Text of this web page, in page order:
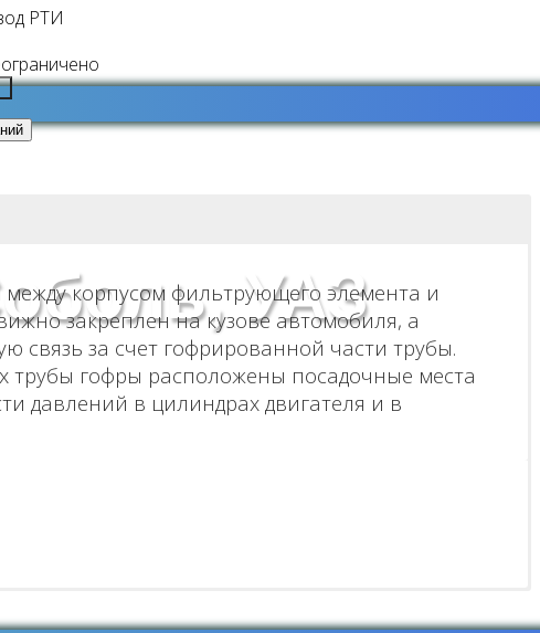
УАЗ
РТИ
корпусом фильтрующего элемента и
закреплен на кузове автомобиля, а
связь за счет гофрированной части трубы.
трубы гофры расположены посадочные места
давлений в цилиндрах двигателя и в